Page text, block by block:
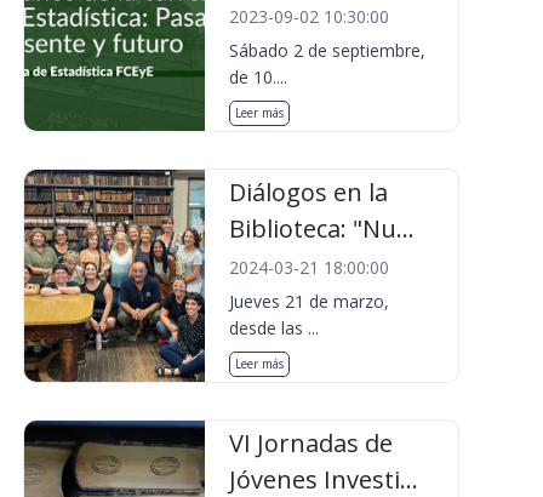
2023-09-02 10:30:00
Sábado 2 de septiembre,
de 10....
Leer más
Diálogos en la
Biblioteca: "Nu...
2024-03-21 18:00:00
Jueves 21 de marzo,
desde las ...
Leer más
VI Jornadas de
Jóvenes Investi...